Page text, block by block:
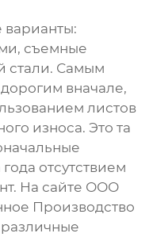
съемные
стали. Самым
вначале,
листов
износа. Это та
отсутствием
На сайте ООО
Производство